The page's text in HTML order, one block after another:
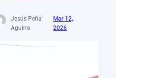
Jesús Peña
Aguirre
Mar 12,
2026